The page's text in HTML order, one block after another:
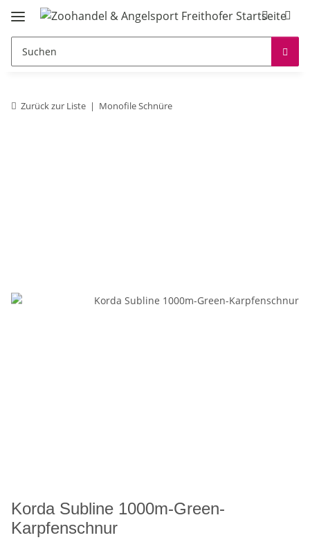
Zurück zur Liste Monofile Schnüre
Korda Subline 1000m-Green-
Karpfenschnur